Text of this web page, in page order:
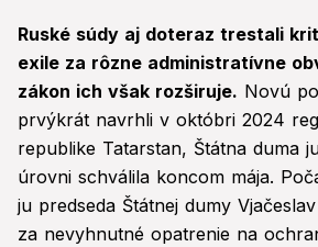
Ruské súdy aj doteraz trestali
exile za rôzne administratívne
zákon ich však rozširuje. Novú
prvýkrát navrhli v októbri 2024
republike Tatarstan, Štátna duma
úrovni schválila koncom mája.
ju predseda Štátnej dumy
za nevyhnutné opatrenie na